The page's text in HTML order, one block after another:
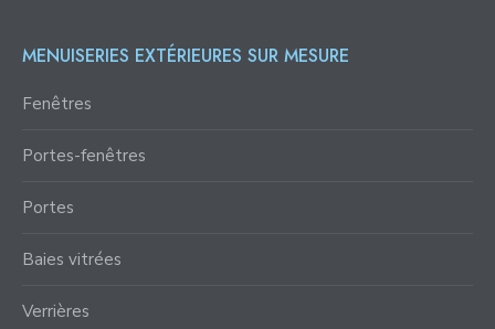
MENUISERIES EXTÉRIEURES SUR MESURE
Fenêtres
Portes-fenêtres
Portes
Baies vitrées
Verrières